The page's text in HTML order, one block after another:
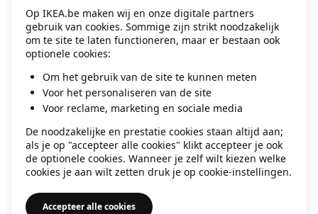
information).
Op IKEA.be maken wij en onze digitale partners
gebruik van cookies. Sommige zijn strikt noodzakelijk
om te site te laten functioneren, maar er bestaan ook
optionele cookies:
Om het gebruik van de site te kunnen meten
Voor het personaliseren van de site
Voor reclame, marketing en sociale media
De noodzakelijke en prestatie cookies staan altijd aan;
als je op "accepteer alle cookies" klikt accepteer je ook
de optionele cookies. Wanneer je zelf wilt kiezen welke
cookies je aan wilt zetten druk je op cookie-instellingen.
Accepteer alle cookies